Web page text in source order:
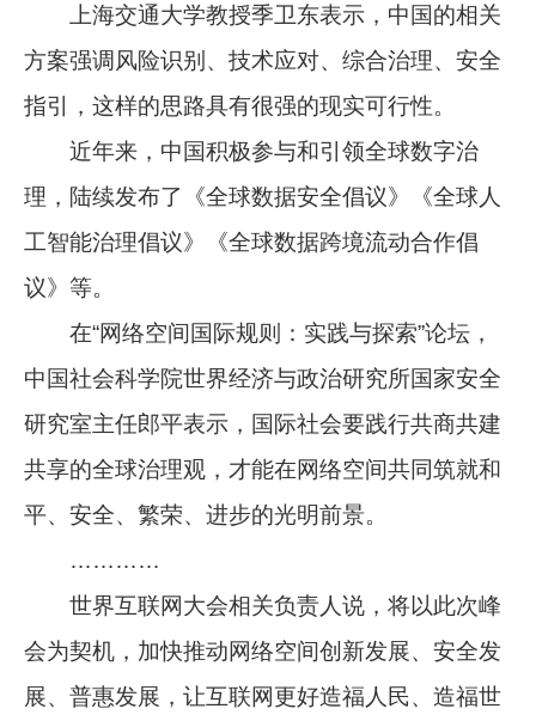
上海交通大学教授季卫东表示，中国的相关
方案强调风险识别、技术应对、综合治理、安全
指引，这样的思路具有很强的现实可行性。
近年来，中国积极参与和引领全球数字治
理，陆续发布了《全球数据安全倡议》《全球人
工智能治理倡议》《全球数据跨境流动合作倡
议》等。
在“网络空间国际规则：实践与探索”论坛，
中国社会科学院世界经济与政治研究所国家安全
研究室主任郎平表示，国际社会要践行共商共建
共享的全球治理观，才能在网络空间共同筑就和
平、安全、繁荣、进步的光明前景。
…………
世界互联网大会相关负责人说，将以此次峰
会为契机，加快推动网络空间创新发展、安全发
展、普惠发展，让互联网更好造福人民、造福世